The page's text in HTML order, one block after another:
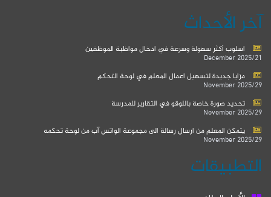
آخر الأحداث
اسلوب أكثر سهولة وسرعة في ادخال مواظبة الموظفين
2025/21 December
مزايا جديدة لتسهيل اعمال المعلم في لوحة التحكم
2025/29 November
تحديد صورة خاصة باللوقو في التقارير للمدرسة
2025/29 November
يتمكن المعلم من ارسال رسالة الى مجموعة الواتس آب من لوحة تحكمه
2025/29 November
التطبيقات